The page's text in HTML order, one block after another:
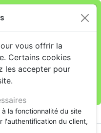
au 4, rue Audubon
Parisclose
limitée au retrait en
passer vos
Maison de la Bible
shopping_cart
vous offrir la
Certains cookies
les accepter pour
la fonctionnalité du site
l'authentification du client,